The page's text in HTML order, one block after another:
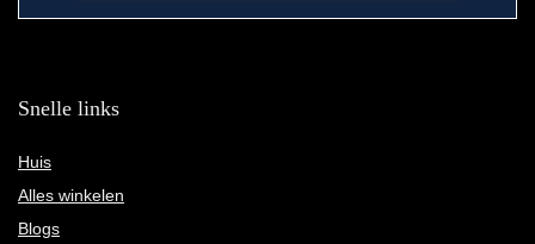
Snelle links
Huis
Alles winkelen
Blogs